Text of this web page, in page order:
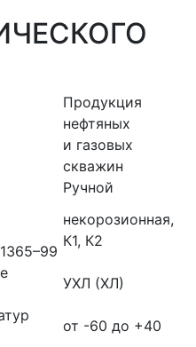
Продукция
нефтяных
и газовых
скважин
Ручной
некорозионная,
К1, К2
УХЛ (ХЛ)
от -60 до +40